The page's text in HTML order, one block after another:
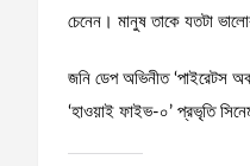
চেনেন। মানুষ তাকে যতটা
জনি ডেপ অভিনীত ‘পাইরেটস অব
‘হাওয়াই ফাইভ-০’ প্রভৃতি